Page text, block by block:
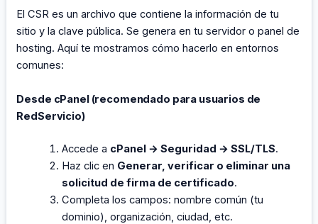
El CSR es un archivo que contiene la información de tu
sitio y la clave pública. Se genera en tu servidor o panel de
hosting. Aquí te mostramos cómo hacerlo en entornos
comunes:
Desde cPanel (recomendado para usuarios de
RedServicio)
Accede a cPanel → Seguridad → SSL/TLS.
Haz clic en Generar, verificar o eliminar una
solicitud de firma de certificado.
Completa los campos: nombre común (tu
dominio), organización, ciudad, etc.